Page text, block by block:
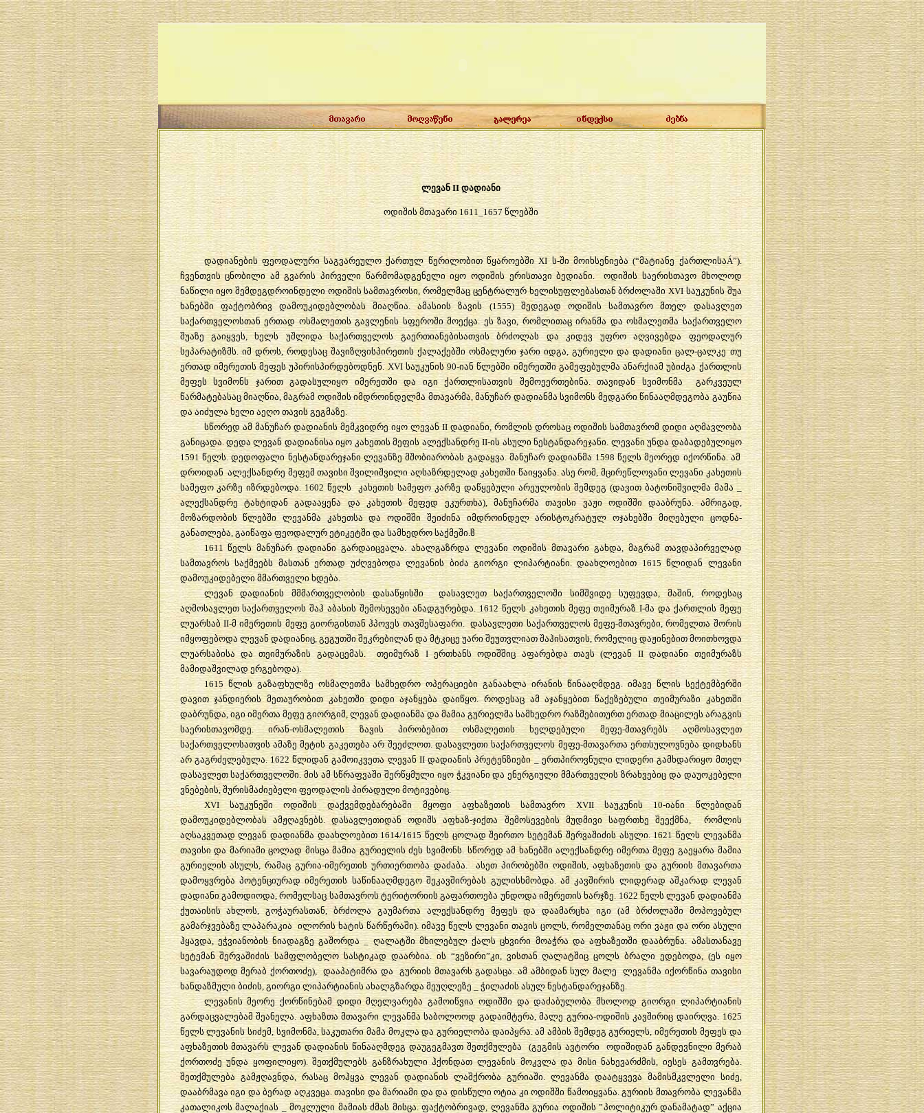
ლევანIIდადიანი
ოდიშის მთავარი1611_1657 წლებში
დადიანების ფეოდალური საგვარეულო ქართულ წერილობით წყაროებშიXI ს-ში მოიხსენიება(“მატიანე ქართლისაÁ”).
ჩვენთვის ცნობილი ამ გვარის პირველი წარმომადგენელი იყო ოდიშის ერისთავი ბედიანი.ოდიშის საერისთავო მხოლოდ
ნაწილი იყო შემდეგდროინდელი ოდიშის სამთავროსი ,რომელმაც ცენტრალურ ხელისუფლებასთან ბრძოლაშიXVIსაუკუნის შუა
ხანებში
ფაქტობრივ დამოუკიდებლობას მიაღწია .ამასიის ზავის(1555) შედეგად ოდიშის სამთავრო მთელ
დასავლეთ
საქართველოსთან ერთად ოსმალეთის გავლენის სფეროში მოექცა.ეს ზავი, რომლითაც ირანმა და ოსმალეთმა საქართველო
შუაზე
გაიყვეს,ხელს უშლიდა საქართველოს გაერთიანებისათვის ბრძოლას და კიდევ უფრო აღვივებდა
ფეოდალურ
სეპარატიზმს.იმ დროს,როდესაც შავიზღვისპირეთის ქალაქებში ოსმალური ჯარი იდგა,გურიელი და დადიანი ცალ-ცალკე თუ
ერთად იმერეთის მეფეს უპირისპირდებოდნენ. XVIსაუკუნის90-იან წლებში იმერეთში გამეფებულმა ანარქიამ უბიძგა ქართლის
მეფეს
სვიმონს ჯარით გადასულიყო იმერეთში და იგი ქართლისათვის შემოეერთებინა.თავიდან სვიმონმა
გარკვეულ
წარმატებასაც მიაღწია,მაგრამ ოდიშის იმდროინდელმა მთავარმა,მანუჩარ დადიანმა სვიმონს მედგარი წინააღმდეგობა გაუწია
და აიძულა ხელი აეღო თავის გეგმაზე.
სწორედ ამ მანუჩარ დადიანის მემკვიდრე იყო ლევანIIდადიანი,რომლის დროსაც ოდიშის სამთავრომ დიდი აღმავლობა
განიცადა.დედა ლევან დადიანისა იყო კახეთის მეფის ალექსანდრეII-ის ასული ნესტანდარეჯანი.ლევანი უნდა დაბადებულიყო
1591წელს.დედოფალი ნესტანდარეჯანი ლევანზე მშობიარობას გადაყვა .მანუჩარ დადიანმა1598წელს მეორედ იქორწინა .ამ
დროიდან ალექსანდრე მეფემ თავისი შვილიშვილი აღსაზრდელად კახეთში წაიყვანა.ასე რომ,მცირეწლოვანი ლევანი კახეთის
სამეფო კარზე იზრდებოდა. 1602წელს კახეთის სამეფო კარზე დაწყებული არეულობის შემდეგ (დავით ბატონიშვილმა მამა _
ალექსანდრე
ტახტიდან გადააყენა და კახეთის მეფედ ეკურთხა), მანუჩარმა თავისი ვაჟი ოდიშში დააბრუნა.ამრიგად ,
მოზარდობის წლებში ლევანმა კახეთსა და ოდიშში შეიძინა იმდროინდელ არისტოკრატულ ოჯახებში მიღებული ცოდნა-
განათლება გაიწაფა ფეოდალურ ეტიკეტში და სამხედრო საქმეში.ჱ
1611წელს მანუჩარ დადიანი გარდაიცვალა.ახალგაზრდა ლევანი ოდიშის მთავარი გახდა ,მაგრამ თავდაპირველად
სამთავროს საქმეებს მასთან ერთად უძღვებოდა ლევანის ბიძა გიორგი ლიპარტიანი.დაახლოებით1615წლიდან ლევანი
დამოუკიდებელი მმართველი ხდება .
ლევან
დადიანის მმმართველობის დასაწყისში დასავლეთ საქართველოში სიმშვიდე სუფევდა,მაშინ, როდესაც
აღმოსავლეთ საქართველოს შაჰ აბასის შემოსევები ანადგურებდა . 1612წელს კახეთის მეფე თეიმურაზ I-მა და ქართლის მეფე
ლუარსაბII-მ იმერეთის მეფე გიორგისთან ჰპოვეს თავშესაფარი.დასავლეთი საქართველოს მეფე-მთავრები,რომელთა შორის
იმყოფებოდა ლევან დადიანიც,გეგუთში შეკრებილან და მტკიცე უარი შეუთვლიათ შაჰისათვის ,რომელიც დაჟინებით მოითხოვდა
ლუარსაბისა და თეიმურაზის გადაცემას.თეიმურაზ Iერთხანს ოდიშშიც აფარებდა თავს(ლევანIIდადიანი თეიმურაზს
მამიდაშვილად ერგებოდა).
1615 წლის გაზაფხულზე ოსმალეთმა სამხედრო ოპერაციები განაახლა ირანის წინააღმდეგ.იმავე წლის სექტემბერში
დავით ჯანდიერის მეთაურობით კახეთში დიდი აჯანყება დაიწყო.როდესაც ამ აჯანყებით წაქეზებული თეიმურაზი
კახეთში
დაბრუნდა,იგი იმერთა მეფე გიორგიმ,ლევან დადიანმა და მამია გურიელმა სამხედრო რაზმებითურთ ერთად მიაცილეს არაგვის
საერისთავომდე.ირან-ოსმალეთის ზავის პირობებით ოსმალეთის ხელდებული მეფე-მთავრებს
აღმოსავლეთ
საქართველოსათვის ამაზე მეტის გაკეთება არ შეეძლოთ. დასავლეთი საქართველოს მეფე-მთავართა ერთსულოვნება დიდხანს
არ გაგრძელებულა. 1622წლიდან გამოიკვეთა ლევანIIდადიანის პრეტენზიები_ერთპიროვნული ლიდერი გამხდარიყო მთელ
დასავლეთ საქართველოში .მის ამ სწრაფვაში შერწყმული იყო ჭკვიანი და ენერგიული მმართველის ზრახვებიც და დაუოკებელი
ვნებების,შურისმაძიებელი ფეოდალის პირადული მოტივებიც.
XVIსაუკუნეში ოდიშის დაქვემდებარებაში მყოფი აფხაზეთის სამთავროXVIIსაუკუნის10-იანი
წლებიდან
დამოუკიდებლობას
ამჟღავნებს. დასავლეთიდან ოდიშს აფხაზ-ჯიქთა შემოსევების მუდმივი საფრთხე შეექმნა , რომლის
აღსაკვეთად ლევან დადიანმა დაახლოებით1614/1615წელს ცოლად შეირთო სეტემან შერვაშიძის ასული. 1621წელს ლევანმა
თავისი და მარიამი ცოლად მისცა მამია გურიელის ძეს სვიმონს. სწორედ ამ ხანებში ალექსანდრე იმერთა მეფე გაეყარა მამია
გურიელის ასულს,რამაც გურია-იმერეთის ურთიერთობა დაძაბა .ასეთ პირობებში ოდიშის,აფხაზეთის და გურიის მთავართა
დამოყვრება პოტენციურად იმერეთის საწინააღმდეგო შეკავშირებას გულისხმობდა. ამ კავშირის ლიდერად აშკარად ლევან
დადიანი გამოდიოდა,რომელსაც სამთავროს ტერიტორიის გაფართოება უნდოდა იმერეთის ხარჯზე . 1622წელს ლევან დადიანმა
ქუთაისის ახლოს,გოჭაურასთან,ბრძოლა გაუმართა ალექსანდრე მეფეს და დაამარცხა იგი(ამ ბრძოლაში მოპოვებულ
გამარჯვებაზე ლაპარაკია ილორის ხატის წარწერაში).იმავე წელს ლევანი თავის ცოლს,რომელთანაც ორი ვაჟი და ორი ასული
ჰყავდა , ეჭვიანობის ნიადაგზე გაშორდა_ღალატში მხილებულ ქალს ცხვირი მოაჭრა და აფხაზეთში დააბრუნა.ამასთანავე
სეტემან შერვაშიძის სამფლობელო სასტიკად დაარბია.ის“ვეზირი”კი,ვისთან ღალატშიც ცოლს ბრალი ედებოდა, (ეს იყო
სავარაუდოდ მერაბ ქორთოძე),დააპატიმრა და გურიის მთავარს გადასცა.ამ ამბიდან სულ მალე ლევანმა იქორწინა თავისი
ხანდაზმული ბიძის,გიორგი ლიპარტიანის ახალგზარდა მეუღლეზე_ჭილაძის ასულ ნესტანდარეჯანზე
ლევანის მეორე ქორწინებამ დიდი მღელვარება გამოიწვია ოდიშში და დაძაბულობა მხოლოდ გიორგი ლიპარტიანის
გარდაცვალებამ შეანელა.აფხაზთა მთავარი ლევანმა საბოლოოდ გადაიმტერა,მალე გურია-ოდიშის კავშირიც დაირღვა. 1625
წელს ლევანის სიძემ,სვიმონმა,საკუთარი მამა მოკლა და გურიელობა დაიპყრა.ამ ამბის შემდეგ გურიელს,იმერეთის მეფეს და
აფხაზეთის მთავარს ლევან დადიანის წინააღმდეგ დაუგეგმავთ შეთქმულება (გეგმის ავტორი ოდიშიდან განდევნილი მერაბ
ქორთოძე უნდა ყოფილიყო).შეთქმულებს განზრახული ჰქონდათ ლევანის მოკვლა და მისი ნახევარძმის ,იესეს გამთვრება.
შეთქმულება გამჟღავნდა,რასაც მოჰყვა ლევან დადიანის ლაშქრობა გურიაში . ლევანმა დაატყვევა მამისმკვლელი სიძე ,
დააბრმავა იგი და ბერად აღკვეცა .თავისი და მარიამი და და დისწული ოტია კი ოდიშში წამოიყვანა.გურიის მთავრობა ლევანმა
კათალიკოს მალაქიას _მოკლული მამიას ძმას მისცა.ფაქტობრივად,ლევანმა გურია ოდიშის”პოლიტიკურ დანამატად”აქცია